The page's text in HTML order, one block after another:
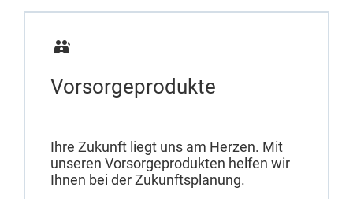
Vorsorgeprodukte
Ihre Zukunft liegt uns am Herzen. Mit
unseren Vorsorgeprodukten helfen wir
Ihnen bei der Zukunftsplanung.